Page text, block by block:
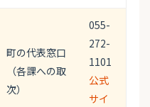
町の代表窓口
（各課への取
次）
055-
272-
1101
公式
サイ